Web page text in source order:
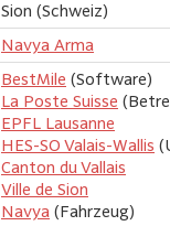
Sion (Schweiz)
Navya Arma
BestMile (Software)
La Poste Suisse
EPFL Lausanne
HES-SO Valais-Wallis
Canton du Vallais
Ville de Sion
Navya (Fahrzeug)